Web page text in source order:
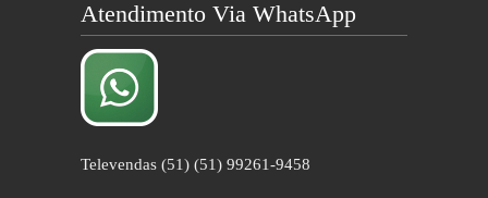
Atendimento Via WhatsApp
Televendas (51) (51) 99261-9458